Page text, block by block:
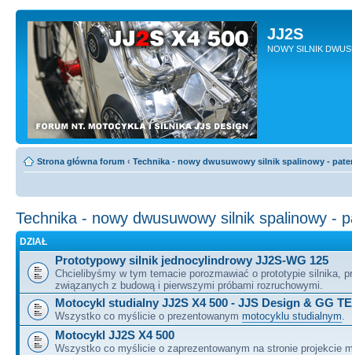
JJ2S
NOWY SILNIK
Strona główna forum ‹ Technika - nowy dwusuwowy silnik spalinowy -
Technika - nowy dwusuwowy silnik spalinowy -
DZIAŁ
Prototypowy silnik jednocylindrowy JJ2S-WG 125
Chcielibyśmy w tym temacie porozmawiać o prototypie silnika,
związanych z budową i pierwszymi próbami rozruchowymi.
Motocykl studialny JJ2S X4 500 - JJS Design & GG
Wszystko co myślicie o prezentowanym motocyklu studialnym.
Motocykl JJ2S X4 500
Wszystko co myślicie o zaprezentowanym na stronie projekcie